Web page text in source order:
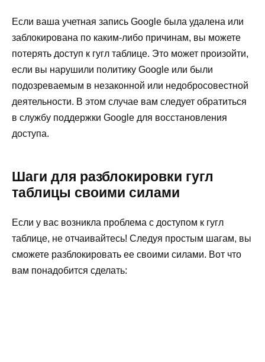
Если ваша учетная запись Google была удалена или
заблокирована по каким-либо причинам, вы можете
потерять доступ к гугл таблице. Это может произойти,
если вы нарушили политику Google или были
подозреваемым в незаконной или недобросовестной
деятельности. В этом случае вам следует обратиться
в службу поддержки Google для восстановления
доступа.
Шаги для разблокировки гугл
таблицы своими силами
Если у вас возникла проблема с доступом к гугл
таблице, не отчаивайтесь! Следуя простым шагам, вы
сможете разблокировать ее своими силами. Вот что
вам понадобится сделать: